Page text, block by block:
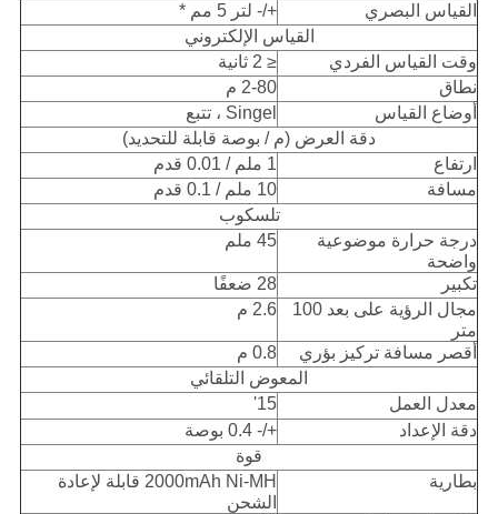
القياس البصري
+/- لتر 5 مم *
القياس الإلكتروني
وقت القياس الفردي
≤ 2 ثانية
نطاق
2-80 م
أوضاع القياس
Singel ، تتبع
دقة العرض (م / بوصة قابلة للتحديد)
ارتفاع
1 ملم / 0.01 قدم
مسافة
10 ملم / 0.1 قدم
تلسكوب
درجة حرارة موضوعية
واضحة
45 ملم
تكبير
28 ضعفًا
مجال الرؤية على بعد 100
متر
2.6 م
أقصر مسافة تركيز بؤري
0.8 م
المعوض التلقائي
معدل العمل
15'
دقة الإعداد
+/- 0.4 بوصة
قوة
بطارية
2000mAh Ni-MH قابلة لإعادة
الشحن